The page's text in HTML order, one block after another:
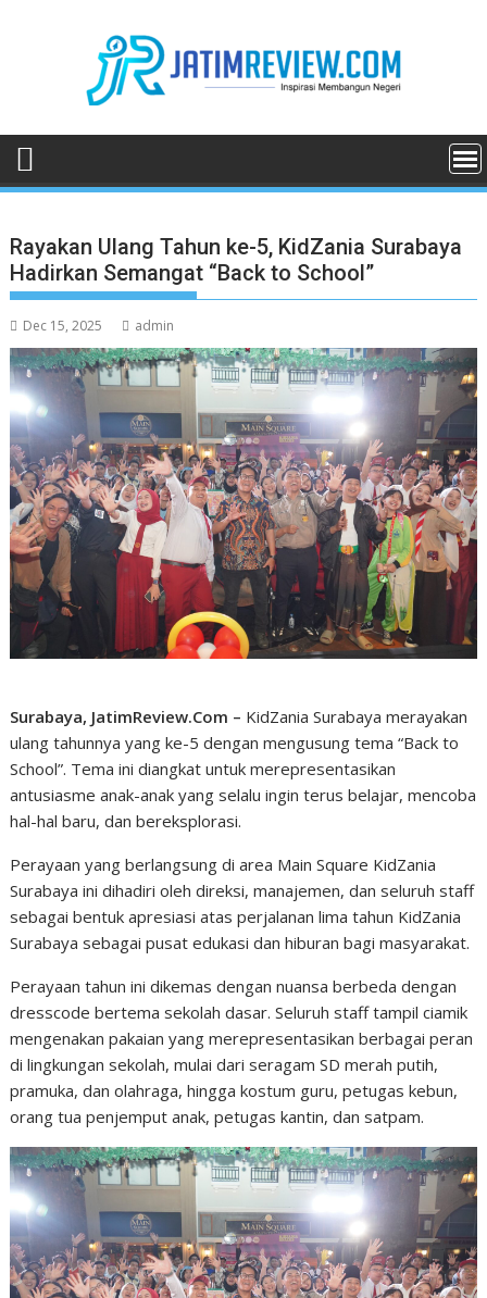
Rayakan Ulang Tahun ke-5, KidZania Surabaya
Hadirkan Semangat “Back to School”
Dec 15, 2025 admin
Surabaya, JatimReview.Com – KidZania Surabaya merayakan
ulang tahunnya yang ke-5 dengan mengusung tema “Back to
School”. Tema ini diangkat untuk merepresentasikan
antusiasme anak-anak yang selalu ingin terus belajar, mencoba
hal-hal baru, dan bereksplorasi.
Perayaan yang berlangsung di area Main Square KidZania
Surabaya ini dihadiri oleh direksi, manajemen, dan seluruh staff
sebagai bentuk apresiasi atas perjalanan lima tahun KidZania
Surabaya sebagai pusat edukasi dan hiburan bagi masyarakat.
Perayaan tahun ini dikemas dengan nuansa berbeda dengan
dresscode bertema sekolah dasar. Seluruh staff tampil ciamik
mengenakan pakaian yang merepresentasikan berbagai peran
di lingkungan sekolah, mulai dari seragam SD merah putih,
pramuka, dan olahraga, hingga kostum guru, petugas kebun,
orang tua penjemput anak, petugas kantin, dan satpam.